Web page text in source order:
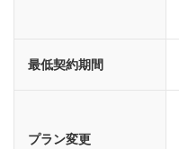
最低契約期間
プラン変更